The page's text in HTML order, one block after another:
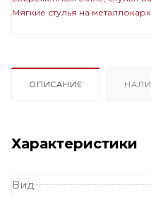
Мягкие стулья на
Стулья
ОПИСАНИЕ
Характеристики
Вид